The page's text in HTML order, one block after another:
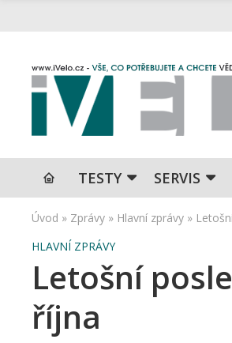
TESTY SERVIS
Úvod » Zprávy » Hlavní zprávy »
HLAVNÍ ZPRÁVY
Letošní
října